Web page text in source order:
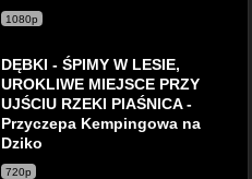
1080p
DĘBKI - ŚPIMY W LESIE,
UROKLIWE MIEJSCE PRZY
UJŚCIU RZEKI PIAŚNICA -
Przyczepa Kempingowa na
Dziko
720p